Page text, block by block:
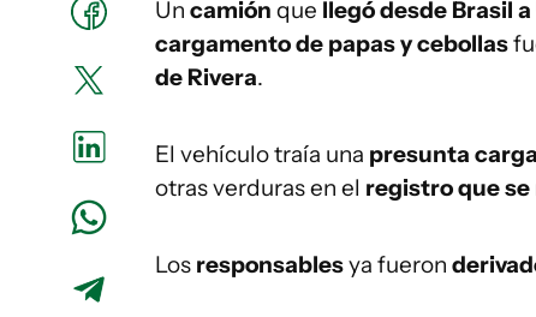
Un camión que llegó desde Brasil
cargamento de papas y cebollas
de Rivera.
El vehículo traía una presunta
otras verduras en el registro que
Los responsablesya fueron